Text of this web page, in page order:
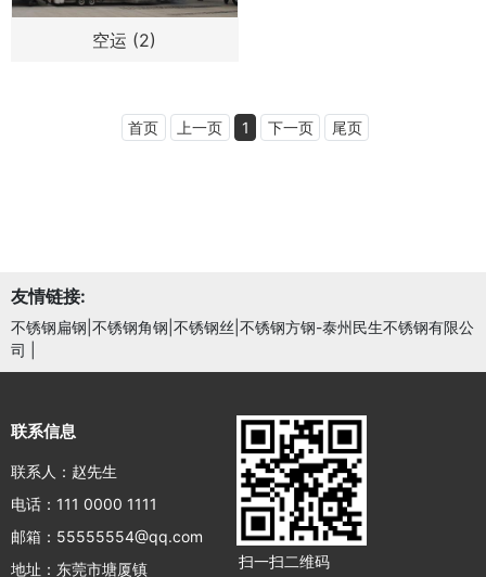
空运 (2)
首页 上一页 1 下一页 尾页
友情链接:
不锈钢扁钢|不锈钢角钢|不锈钢丝|不锈钢方钢-泰州民生不锈钢有限公
司
联系信息
联系人：赵先生
电话：111 0000 1111
邮箱：55555554@qq.com
地址：东莞市塘厦镇
扫一扫二维码